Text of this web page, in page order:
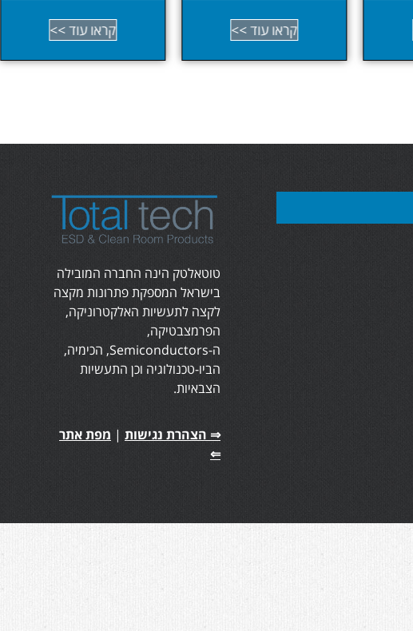
קראו עוד >> קראו עוד >>
טוטאלטק הינה החברה המובילה
בישראל המספקת פתרונות מקצה
לקצה לתעשיות האלקטרוניקה,
הפרמצבטיקה,
ה-Semiconductors, הכימיה,
הביו-טכנולוגיה וכן התעשיות
הצבאיות.
⇒ הצהרת נגישות | מפת אתר
⇐